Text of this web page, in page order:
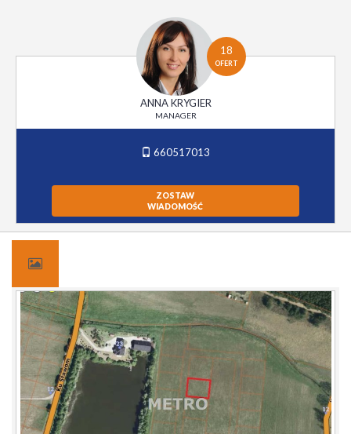
18
OFERT
ANNA KRYGIER
MANAGER
660517013
ZOSTAW
WIADOMOŚĆ